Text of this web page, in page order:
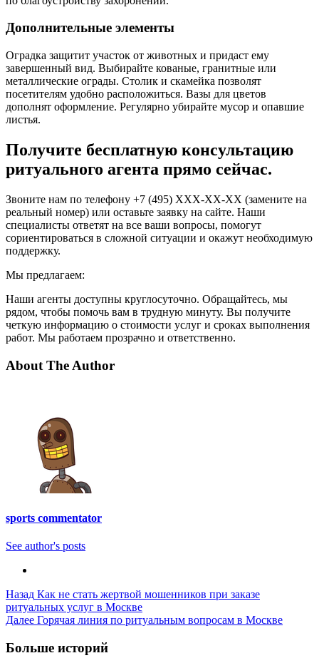
Дополнительные элементы
Оградка защитит участок от животных и придаст ему
завершенный вид. Выбирайте кованые, гранитные или
металлические ограды. Столик и скамейка позволят
посетителям удобно расположиться. Вазы для цветов
дополнят оформление. Регулярно убирайте мусор и опавшие
листья.
Получите бесплатную консультацию
ритуального агента прямо сейчас.
Звоните нам по телефону +7 (495) XXX-XX-XX (замените на
реальный номер) или оставьте заявку на сайте. Наши
специалисты ответят на все ваши вопросы, помогут
сориентироваться в сложной ситуации и окажут необходимую
поддержку.
Мы предлагаем:
Наши агенты доступны круглосуточно. Обращайтесь, мы
рядом, чтобы помочь вам в трудную минуту. Вы получите
четкую информацию о стоимости услуг и сроках выполнения
работ. Мы работаем прозрачно и ответственно.
About The Author
sports commentator
See author's posts
Post
Navigation
Назад Как не стать жертвой мошенников при заказе
ритуальных услуг в Москве
Далее Горячая линия по ритуальным вопросам в Москве
Больше историй